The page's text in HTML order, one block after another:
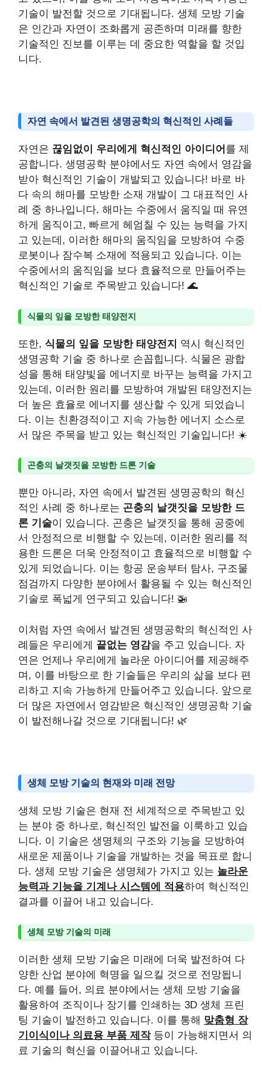
기술이 발전할 것으로 기대됩니다. 생체 모방 기술
은 인간과 자연이 조화롭게 공존하며 미래를 향한
기술적인 진보를 이루는 데 중요한 역할을 할 것입
니다.
자연 속에서 발견된 생명공학의 혁신적인 사례들
자연은 끊임없이 우리에게 혁신적인 아이디어 를 제
공합니다. 생명공학 분야에서도 자연 속에서 영감을
받아 혁신적인 기술이 개발되고 있습니다! 바로 바
다 속의 해마를 모방한 소재 개발이 그 대표적인 사
례 중 하나입니다. 해마는 수중에서 움직일 때 유연
하게 움직이고, 빠르게 헤엄칠 수 있는 능력을 가지
고 있는데, 이러한 해마의 움직임을 모방하여 수중
로봇이나 잠수복 소재에 적용되고 있습니다. 이는
수중에서의 움직임을 보다 효율적으로 만들어주는
혁신적인 기술로 주목받고 있습니다! 🌊
식물의 잎을 모방한 태양전지
또한, 식물의 잎을 모방한 태양전지 역시 혁신적인
생명공학 기술 중 하나로 손꼽힙니다. 식물은 광합
성을 통해 태양빛을 에너지로 바꾸는 능력을 가지고
있는데, 이러한 원리를 모방하여 개발된 태양전지는
더 높은 효율로 에너지를 생산할 수 있게 되었습니
다. 이는 친환경적이고 지속 가능한 에너지 소스로
서 많은 주목을 받고 있는 혁신적인 기술입니다! ☀️
곤충의 날갯짓을 모방한 드론 기술
뿐만 아니라, 자연 속에서 발견된 생명공학의 혁신
적인 사례 중 하나로는 곤충의 날갯짓을 모방한 드
론 기술이 있습니다. 곤충은 날갯짓을 통해 공중에
서 안정적으로 비행할 수 있는데, 이러한 원리를 적
용한 드론은 더욱 안정적이고 효율적으로 비행할 수
있게 되었습니다. 이는 항공 운송부터 탐사, 구조물
점검까지 다양한 분야에서 활용될 수 있는 혁신적인
기술로 폭넓게 연구되고 있습니다! 🚁
이처럼 자연 속에서 발견된 생명공학의 혁신적인 사
례들은 우리에게 끝없는 영감을 주고 있습니다. 자
연은 언제나 우리에게 놀라운 아이디어를 제공해주
며, 이를 바탕으로 한 기술들은 우리의 삶을 보다 편
리하고 지속 가능하게 만들어주고 있습니다. 앞으로
더 많은 자연에서 영감받은 혁신적인 생명공학 기술
이 발전해나갈 것으로 기대됩니다! 🌿
생체 모방 기술의 현재와 미래 전망
생체 모방 기술은 현재 전 세계적으로 주목받고 있
는 분야 중 하나로, 혁신적인 발전을 이룩하고 있습
니다. 이 기술은 생명체의 구조와 기능을 모방하여
새로운 제품이나 기술을 개발하는 것을 목표로 합니
다. 생체 모방 기술은 생명체가 가지고 있는 놀라운
능력과 기능을 기계나 시스템에 적용하여 혁신적인
결과를 이끌어 내고 있습니다.
생체 모방 기술의 미래
이러한 생체 모방 기술은 미래에 더욱 발전하여 다
양한 산업 분야에 혁명을 일으킬 것으로 전망됩니
다. 예를 들어, 의료 분야에서는 생체 모방 기술을
활용하여 조직이나 장기를 인쇄하는 3D 생체 프린
팅 기술이 발전하고 있습니다. 이를 통해 맞춤형 장
기이식이나 의료용 부품 제작등이 가능해지면서 의
료 기술의 혁신을 이끌어내고 있습니다.